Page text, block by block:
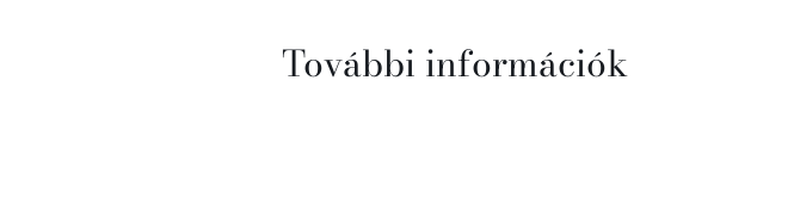
További információk